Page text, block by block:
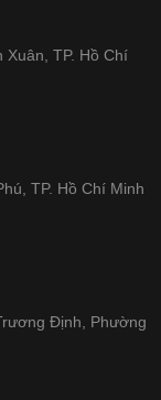
TP. Hồ Chí
TP. Hồ Chí Minh
Định, Phường